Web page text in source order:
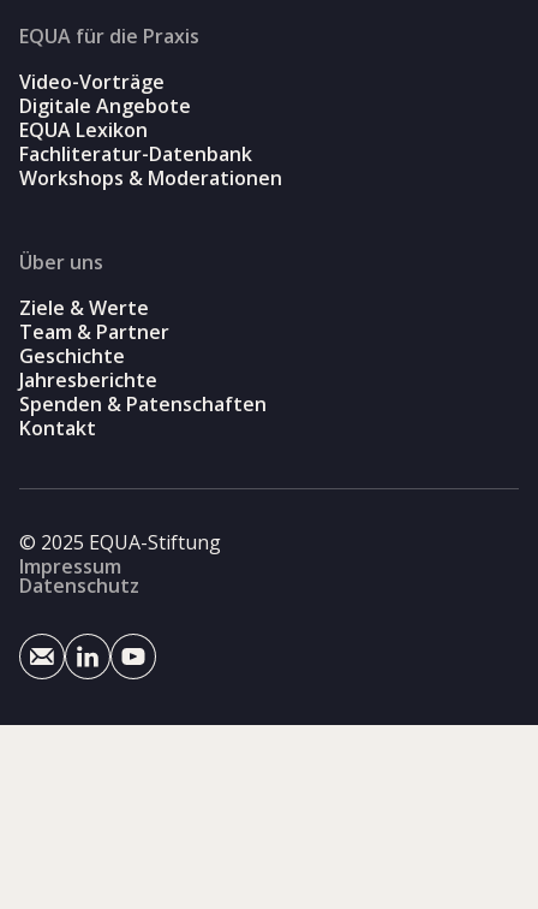
EQUA für die Praxis
Video-Vorträge
Digitale Angebote
EQUA Lexikon
Fachliteratur-Datenbank
Workshops & Moderationen
Über uns
Ziele & Werte
Team & Partner
Geschichte
Jahresberichte
Spenden & Patenschaften
Kontakt
© 2025 EQUA-Stiftung
Impressum
Datenschutz